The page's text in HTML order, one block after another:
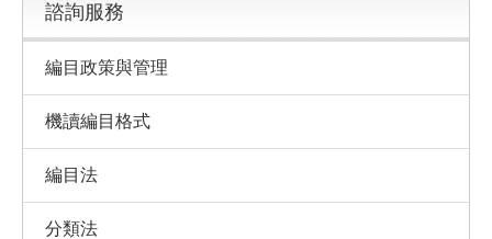
諮詢服務
編目政策與管理
機讀編目格式
編目法
分類法